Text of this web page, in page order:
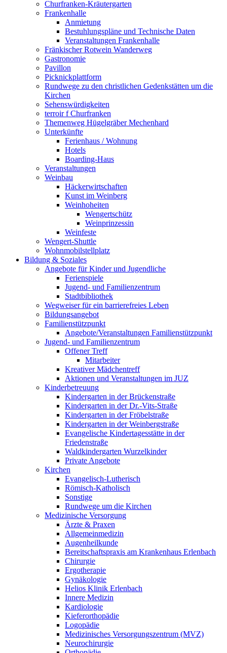
Churfranken-Kräutergarten
Frankenhalle
Anmietung
Bestuhlungspläne und Technische Daten
Veranstaltungen Frankenhalle
Fränkischer Rotwein Wanderweg
Gastronomie
Pavillon
Picknickplattform
Rundwege zu den christlichen Gedenkstätten um die
Kirchen
Sehenswürdigkeiten
terroir f Churfranken
Themenweg Hügelgräber Mechenhard
Unterkünfte
Ferienhaus / Wohnung
Hotels
Boarding-Haus
Veranstaltungen
Weinbau
Häckerwirtschaften
Kunst im Weinberg
Weinhoheiten
Wengertschütz
Weinprinzessin
Weinfeste
Wengert-Shuttle
Wohnmobilstellplatz
Bildung & Soziales
Angebote für Kinder und Jugendliche
Ferienspiele
Jugend- und Familienzentrum
Stadtbibliothek
Wegweiser für ein barrierefreies Leben
Bildungsangebot
Familienstützpunkt
Angebote/Veranstaltungen Familienstützpunkt
Jugend- und Familienzentrum
Offener Treff
Mitarbeiter
Kreativer Mädchentreff
Aktionen und Veranstaltungen im JUZ
Kinderbetreuung
Kindergarten in der Brückenstraße
Kindergarten in der Dr.-Vits-Straße
Kindergarten in der Fröbelstraße
Kindergarten in der Weinbergstraße
Evangelische Kindertagesstätte in der
Friedenstraße
Waldkindergarten Wurzelkinder
Private Angebote
Kirchen
Evangelisch-Lutherisch
Römisch-Katholisch
Sonstige
Rundwege um die Kirchen
Medizinische Versorgung
Ärzte & Praxen
Allgemeinmedizin
Augenheilkunde
Bereitschaftspraxis am Krankenhaus Erlenbach
Chirurgie
Ergotherapie
Gynäkologie
Helios Klinik Erlenbach
Innere Medizin
Kardiologie
Kieferorthopädie
Logopädie
Medizinisches Versorgungszentrum (MVZ)
Neurochirurgie